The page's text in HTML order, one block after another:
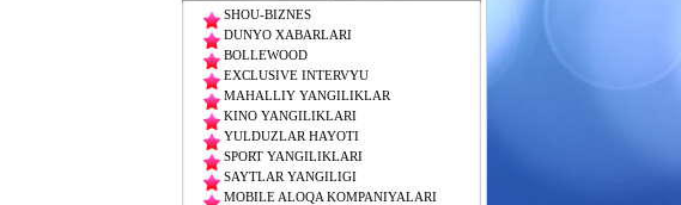
SHOU-BIZNES
DUNYO XABARLARI
BOLLEWOOD
EXCLUSIVE INTERVYU
MAHALLIY YANGILIKLAR
KINO YANGILIKLARI
YULDUZLAR HAYOTI
SPORT YANGILIKLARI
SAYTLAR YANGILIGI
MOBILE ALOQA KOMPANIYALARI